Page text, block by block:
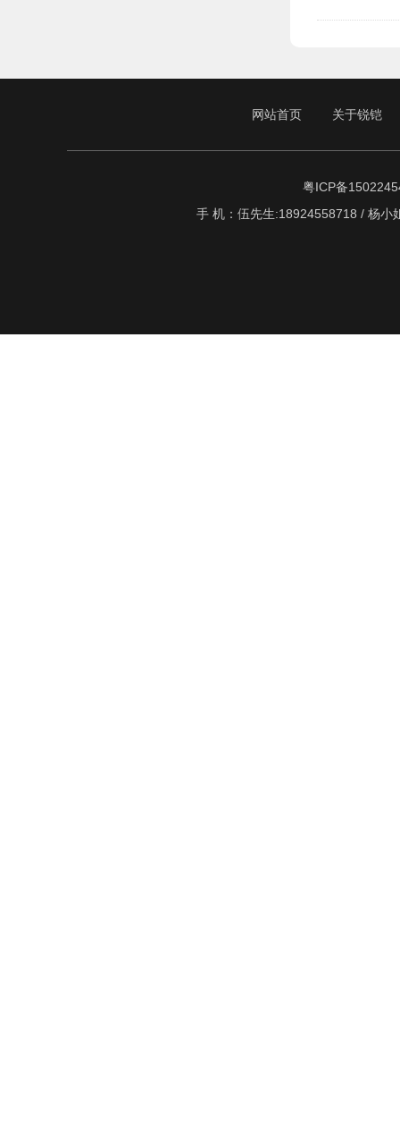
网站首页 关于锐铠
粤ICP备
手 机：伍先生:18924558718 / 杨